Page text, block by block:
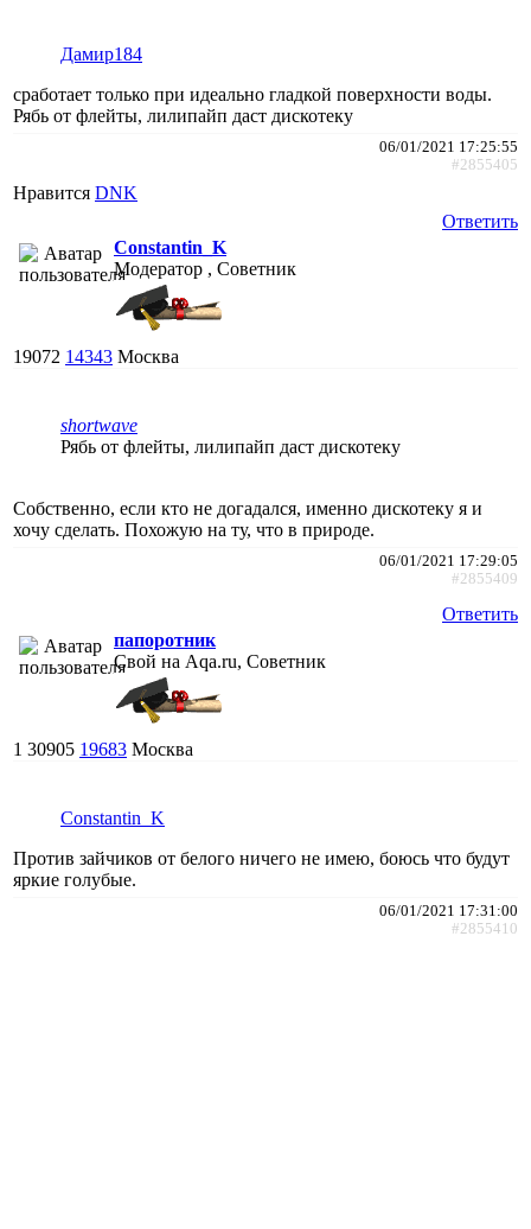
Дамир184
сработает только при идеально гладкой поверхности воды.
Рябь от флейты, лилипайп даст дискотеку
06/01/2021 17:25:55
#2855405
Нравится DNK
Ответить
Constantin_K
Модератор , Советник
19072 14343 Москва
shortwave
Рябь от флейты, лилипайп даст дискотеку
Собственно, если кто не догадался, именно дискотеку я и
хочу сделать. Похожую на ту, что в природе.
06/01/2021 17:29:05
#2855409
Ответить
папоротник
Свой на Aqa.ru, Советник
1 30905 19683 Москва
Constantin_K
Против зайчиков от белого ничего не имею, боюсь что будут
яркие голубые.
06/01/2021 17:31:00
#2855410